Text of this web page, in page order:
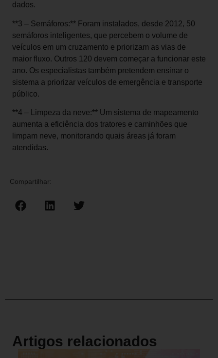
dados.
**3 – Semáforos:** Foram instalados, desde 2012, 50
semáforos inteligentes, que percebem o volume de
veículos em um cruzamento e priorizam as vias de
maior fluxo. Outros 120 devem começar a funcionar este
ano. Os especialistas também pretendem ensinar o
sistema a priorizar veículos de emergência e transporte
público.
**4 – Limpeza da neve:** Um sistema de mapeamento
aumenta a eficiência dos tratores e caminhões que
limpam neve, monitorando quais áreas já foram
atendidas.
Compartilhar:
Artigos relacionados